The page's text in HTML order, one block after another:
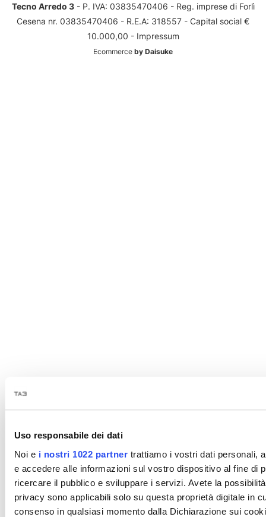
Uso responsabile dei dati
Noi e i nostri 1022 partnertrattiamo i vostri dati personali,
e accedere alle informazioni sul vostro dispositivo al fine di
ricercare il pubblico e sviluppare i servizi. Avete la
privacy sono applicabili solo su questa proprietà digitale in
consenso in qualsiasi momento dalla Dichiarazione sui
Tecno Arredo 3- P. IVA: 03835470406 - Reg. imprese di Forlì
Cesena nr. 03835470406 - R.E.A: 318557 - Capital social €
10.000,00 - Impressum
Ecommerce by Daisuke